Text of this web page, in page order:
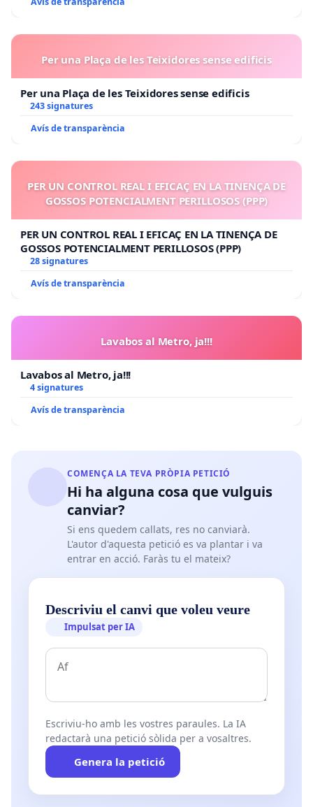
Per una Plaça de les Teixidores sense edificis
Per una Plaça de les Teixidores sense edificis
243 signatures
Avís de transparència
PER UN CONTROL REAL I EFICAÇ EN LA TINENÇA DE
GOSSOS POTENCIALMENT PERILLOSOS (PPP)
PER UN CONTROL REAL I EFICAÇ EN LA TINENÇA DE
GOSSOS POTENCIALMENT PERILLOSOS (PPP)
28 signatures
Avís de transparència
Lavabos al Metro, ja!!!
Lavabos al Metro, ja!!!
4 signatures
Avís de transparència
COMENÇA LA TEVA PRÒPIA PETICIÓ
Hi ha alguna cosa que vulguis
canviar?
Si ens quedem callats, res no canviarà.
L'autor d'aquesta petició es va plantar i va
entrar en acció. Faràs tu el mateix?
Descriviu el canvi que voleu veure
Impulsat per IA
Escriviu-ho amb les vostres paraules. La IA
redactarà una petició sòlida per a vosaltres.
Genera la petició